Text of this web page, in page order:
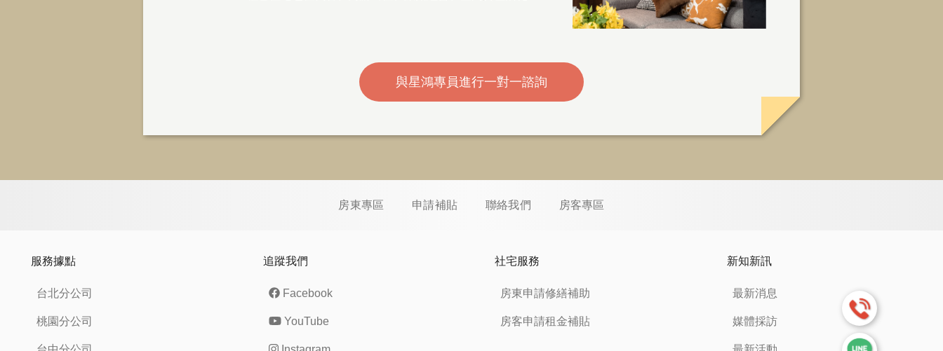
與星鴻專員進行一對一諮詢
房東專區 申請補貼 聯絡我們 房客專區
服務據點
台北分公司
桃園分公司
追蹤我們
Facebook
YouTube
社宅服務
房東申請修繕補助
房客申請租金補貼
新知新訊
最新消息
媒體採訪